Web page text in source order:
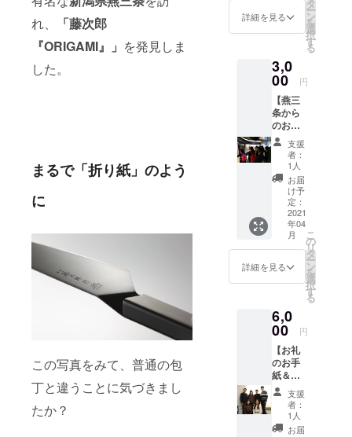
れ、
「藤次郎
『ORIGAMI』」 を発見しま
した。
まるで「折り紙」のよう
に
この写真をみて、普通の包
丁と違うことに気づきまし
たか？
います。彼
ら/彼女ちが
きた理由
は、「地元
には何もな
いから」。
そうして地
元を離れ上
京する学生
が多くいる
一方で、地
元に残る若
者は少な
い。こうし
た状況が重
への一極集
中、地方の
過疎化が進
行している
のが日本の
現状です。
感して
くださ
いと感
じてく
ださる
方へ、
Tre-
Share
事務局
の大学
生から
感謝の
気持ち
を込め
たお礼
のお手
紙をお
送りい
たしま
たお金
は、今
Tre-
Share
の活動
におけ
る訪問
の際の
交通費
詳細を見る
タ
ー
ン
を
選
択
す
る
3,0
00 円
【燕三
条から
のお便
り】 ▶︎
燕三条
からの
お便り
Tre-
Share
事務局
と共に
活動し
てい
る、新
域の
「新潟
県立燕
中等教
育学
校」の
生徒の
皆さん
から、
お便り
支援
者：
1人
お届
け予
定：
2021
年04
月
詳細を見る
こ
の
リ
タ
ー
ン
を
選
択
す
る
6,0
00 円
【お礼
のお手
紙＆燕
三条か
らのお
便り】
▶︎Tre-
支援
者：
1人
お届